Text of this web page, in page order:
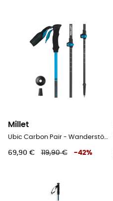
Millet
Ubic Carbon Pair - Wanderstöcke
69,90 € 119,90 € -42%